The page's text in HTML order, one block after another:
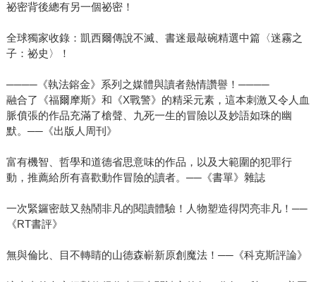
祕密背後總有另一個祕密！
全球獨家收錄：凱西爾傳說不滅、書迷最敲碗精選中篇〈迷霧之
子：祕史〉！
────《執法鎔金》系列之媒體與讀者熱情讚譽！────
融合了《福爾摩斯》和《X戰警》的精采元素，這本刺激又令人血
脈僨張的作品充滿了槍聲、九死一生的冒險以及妙語如珠的幽
默。──《出版人周刊》
富有機智、哲學和道德省思意味的作品，以及大範圍的犯罪行
動，推薦給所有喜歡動作冒險的讀者。──《書單》雜誌
一次緊鑼密鼓又熱鬧非凡的閱讀體驗！人物塑造得閃亮非凡！──
《RT書評》
無與倫比、目不轉睛的山德森嶄新原創魔法！──《科克斯評論》